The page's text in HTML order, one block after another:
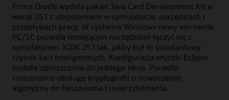
Firma Oracle wydała pakiet Java Card Development Kit w
wersji 25.1 z ulepszeniami w symulatorze, narzędziach i
przepływach pracy. W systemie Windows nowy sterownik
PC/SC pozwala istniejącym narzędziom łączyć się z
symulatorem JCDK 25.1 tak, jakby był to standardowy
czytnik kart inteligentnych. Konfiguracja wtyczki Eclipse
została uproszczona do jednego okna. Ponadto
rozszerzono obsługę kryptografii o nowoczesne
algorytmy do haszowania i uwierzytelniania.